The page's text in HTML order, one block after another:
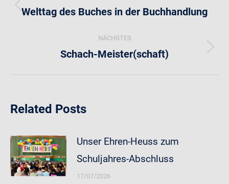
Vorheriger
Welttag des Buches in der Buchhandlung
NÄCHSTES
Nächster
Schach-Meister(schaft)
Related Posts
Unser Ehren-Heuss zum
Schuljahres-Abschluss
17/07/2026